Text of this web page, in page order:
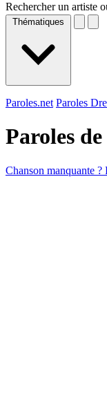
Rechercher un artiste
Thématiques
Paroles.net Paroles
Paroles
Chanson manquante ?